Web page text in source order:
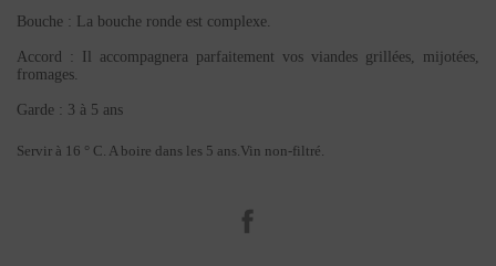
Bouche : La bouche ronde est complexe.
Accord : Il accompagnera parfaitement vos viandes grillées, mijotées,
fromages.
Garde : 3 à 5 ans
Servir à 16 ° C. A boire dans les 5 ans.Vin non-filtré.